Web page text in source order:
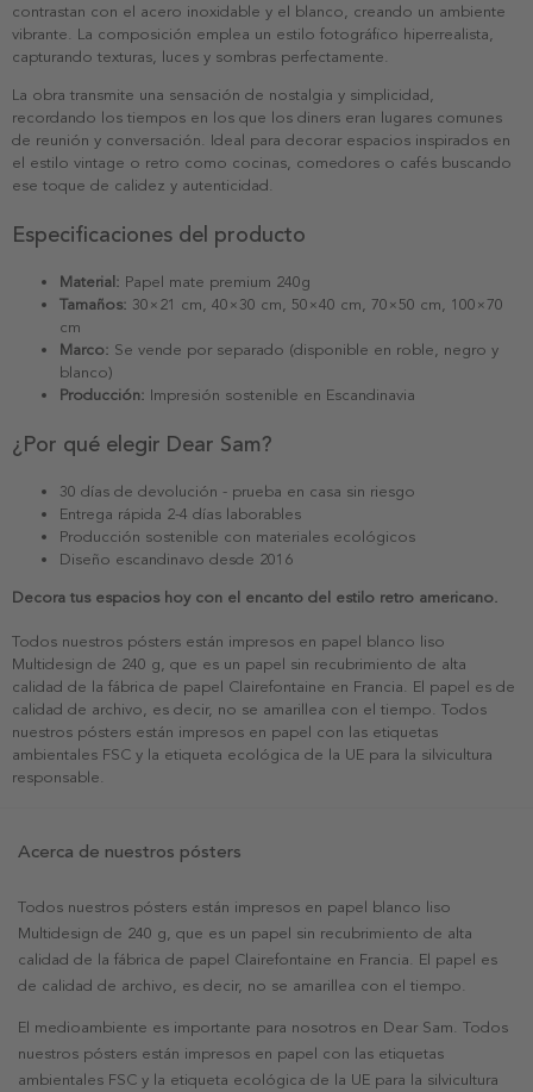
contrastan con el acero inoxidable y el blanco, creando un ambiente
vibrante. La composición emplea un estilo fotográfico hiperrealista,
capturando texturas, luces y sombras perfectamente.
La obra transmite una sensación de nostalgia y simplicidad,
recordando los tiempos en los que los diners eran lugares comunes
de reunión y conversación. Ideal para decorar espacios inspirados en
el estilo vintage o retro como cocinas, comedores o cafés buscando
ese toque de calidez y autenticidad.
Especificaciones del producto
Material: Papel mate premium 240g
Tamaños: 30×21 cm, 40×30 cm, 50×40 cm, 70×50 cm, 100×70
cm
Marco: Se vende por separado (disponible en roble, negro y
blanco)
Producción: Impresión sostenible en Escandinavia
¿Por qué elegir Dear Sam?
30 días de devolución - prueba en casa sin riesgo
Entrega rápida 2-4 días laborables
Producción sostenible con materiales ecológicos
Diseño escandinavo desde 2016
Decora tus espacios hoy con el encanto del estilo retro americano.
Todos nuestros pósters están impresos en papel blanco liso
Multidesign de 240 g, que es un papel sin recubrimiento de alta
calidad de la fábrica de papel Clairefontaine en Francia. El papel es de
calidad de archivo, es decir, no se amarillea con el tiempo. Todos
nuestros pósters están impresos en papel con las etiquetas
ambientales FSC y la etiqueta ecológica de la UE para la silvicultura
responsable.
Acerca de nuestros pósters
Todos nuestros pósters están impresos en papel blanco liso
Multidesign de 240 g, que es un papel sin recubrimiento de alta
calidad de la fábrica de papel Clairefontaine en Francia. El papel es
de calidad de archivo, es decir, no se amarillea con el tiempo.
El medioambiente es importante para nosotros en Dear Sam. Todos
nuestros pósters están impresos en papel con las etiquetas
ambientales FSC y la etiqueta ecológica de la UE para la silvicultura